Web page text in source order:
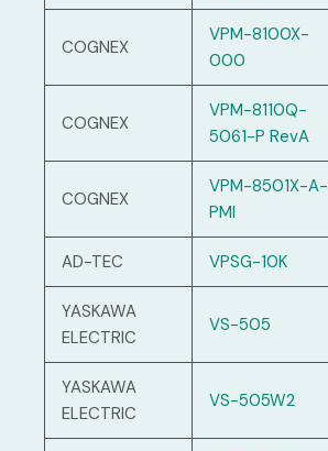
COGNEX
VPM-8100X-
000
COGNEX
VPM-8110Q-
5061-P RevA
COGNEX
VPM-8501X-A-
PMI
AD-TEC VPSG-10K
YASKAWA
ELECTRIC
VS-505
YASKAWA
ELECTRIC
VS-505W2